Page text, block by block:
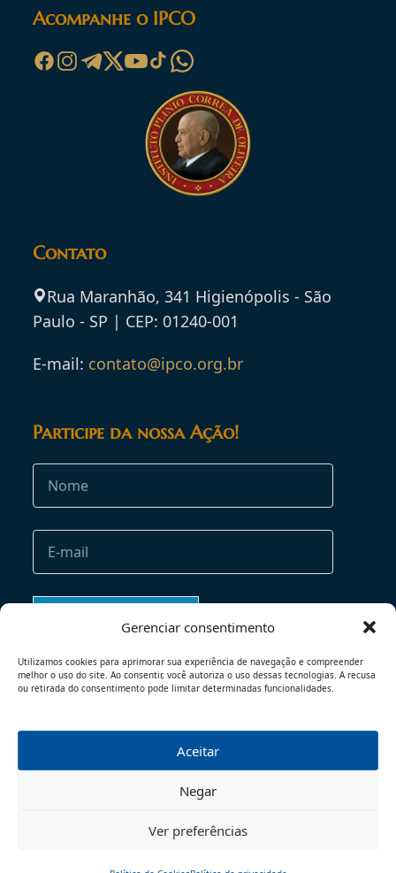
Gerenciar consentimento
Utilizamos cookies para aprimorar sua experiência de navegação e compreender
melhor o uso do site. Ao consentir, você autoriza o uso dessas tecnologias. A recusa
ou retirada do consentimento pode limitar determinadas funcionalidades.
Aceitar
Negar
Ver preferências
Acompanhe o IPCO
Contato
Rua Maranhão, 341 Higienópolis - São
Paulo - SP | CEP: 01240-001
E-mail: contato@ipco.org.br
Participe da nossa Ação!
POLÍTICA DE PRIVACIDADE
© 2026 - TODOS OS DIREITOS RESERVADOS